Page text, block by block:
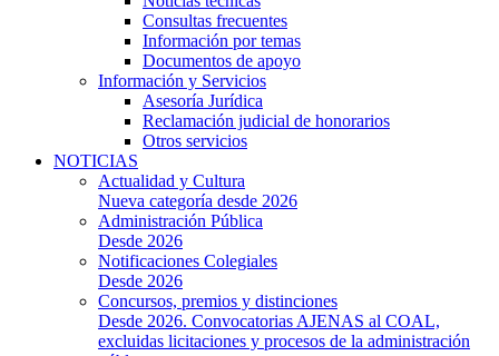
Consultas frecuentes
Información por temas
Documentos de apoyo
Información y Servicios
Asesoría Jurídica
Reclamación judicial de honorarios
Otros servicios
NOTICIAS
Actualidad y Cultura
Nueva categoría desde 2026
Administración Pública
Desde 2026
Notificaciones Colegiales
Desde 2026
Concursos, premios y distinciones
Desde 2026. Convocatorias AJENAS al COAL,
excluidas licitaciones y procesos de la administración